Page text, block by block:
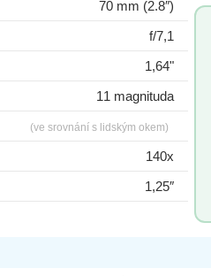
70 mm (2.8″)
f/7,1
1,64"
11 magnituda
(ve srovnání s lidským okem)
140x
1,25″